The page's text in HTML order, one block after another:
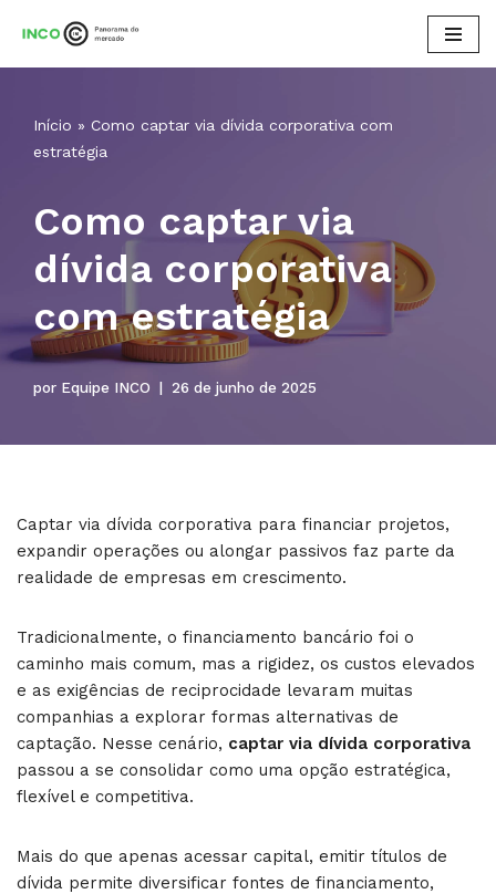
Início » Como captar via dívida corporativa com
estratégia
Como captar via
dívida corporativa
com estratégia
por Equipe INCO 26 de junho de 2025
Captar via dívida corporativa para financiar projetos,
expandir operações ou alongar passivos faz parte da
realidade de empresas em crescimento.
Tradicionalmente, o financiamento bancário foi o
caminho mais comum, mas a rigidez, os custos elevados
e as exigências de reciprocidade levaram muitas
companhias a explorar formas alternativas de
captação. Nesse cenário, captar via dívida corporativa
passou a se consolidar como uma opção estratégica,
flexível e competitiva.
Mais do que apenas acessar capital, emitir títulos de
dívida permite diversificar fontes de financiamento,